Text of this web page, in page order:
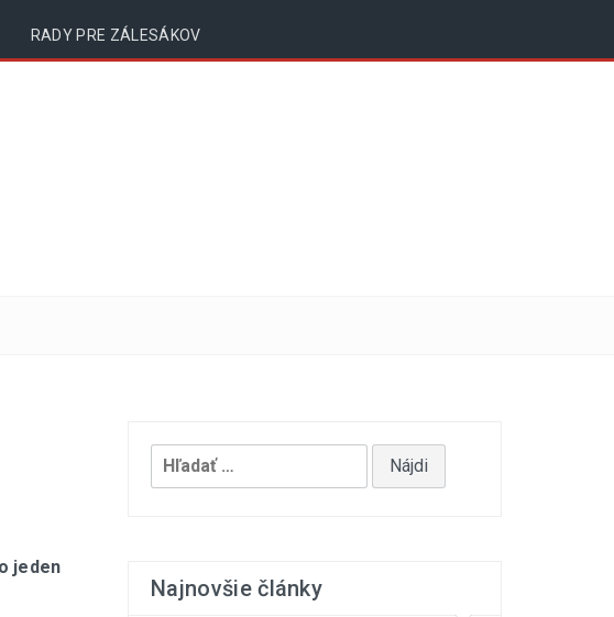
RADY PRE ZÁLESÁKOV
jeden
Hľadať:
Najnovšie články